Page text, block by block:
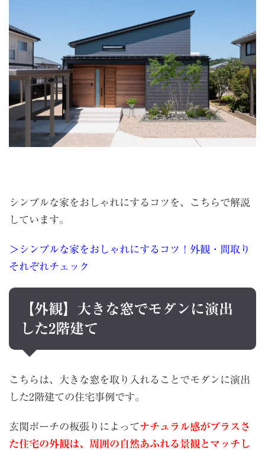
シンプルな家をおしゃれにするコツを、こちらで解説
しています。
＞シンプルな家をおしゃれにするコツ！外観・間取り
それぞれチェック
【外観】大きな窓でモダンに演出
した2階建て
こちらは、大きな窓を取り入れることでモダンに演出
した2階建ての住宅事例です。
玄関ポーチの板張りによってナチュラル感がプラスさ
た住宅の外観は、周囲の自然あふれる景観とマッチし